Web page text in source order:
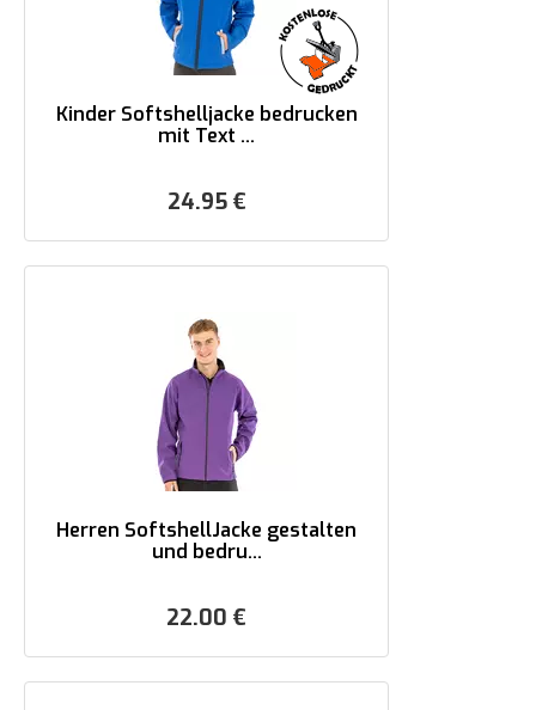
Kinder Softshelljacke bedrucken
mit Text ...
24.95 €
Herren SoftshellJacke gestalten
und bedru...
22.00 €